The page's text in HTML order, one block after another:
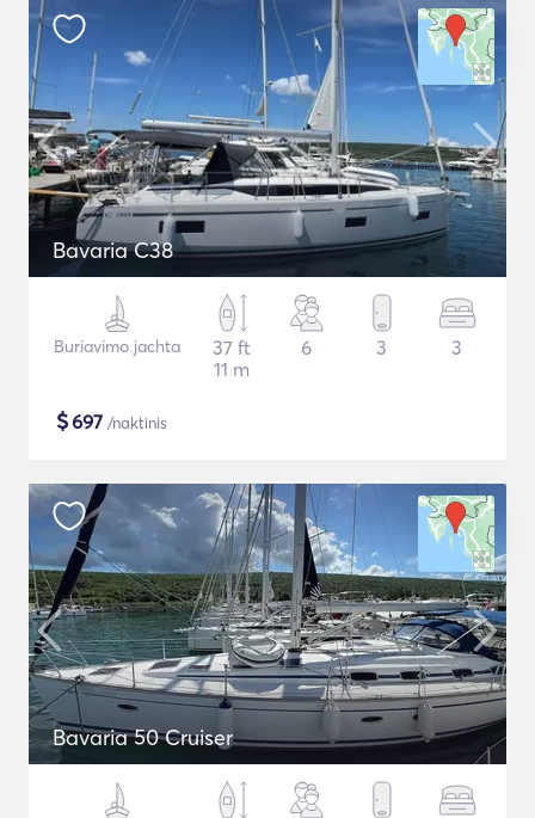
Bavaria C38
Buriavimo jachta
37 ft
11 m
6 3 3
$697 /naktinis
Bavaria 50 Cruiser